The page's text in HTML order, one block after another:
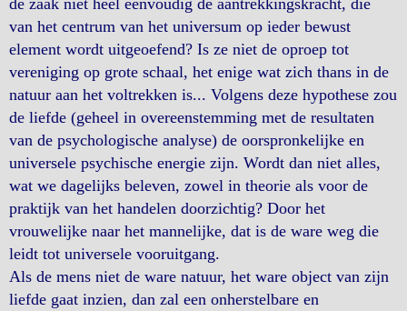
van het centrum van het universum op ieder bewust
element wordt uitgeoefend? Is ze niet de oproep tot
vereniging op grote schaal, het enige wat zich thans in de
natuur aan het voltrekken is... Volgens deze hypothese zou
de liefde (geheel in overeenstemming met de resultaten
van de psychologische analyse) de oorspronkelijke en
universele psychische energie zijn. Wordt dan niet alles,
wat we dagelijks beleven, zowel in theorie als voor de
praktijk van het handelen doorzichtig? Door het
vrouwelijke naar het mannelijke, dat is de ware weg die
leidt tot universele vooruitgang.
Als de mens niet de ware natuur, het ware object van zijn
liefde gaat inzien, dan zal een onherstelbare en